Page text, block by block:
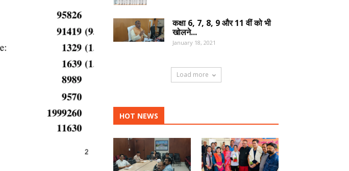
कक्षा 6, 7, 8, 9 और 11 वीं को भी
खोलने...
January 18, 2021
Load more
HOT NEWS